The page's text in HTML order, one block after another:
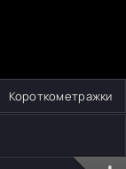
Короткометражки